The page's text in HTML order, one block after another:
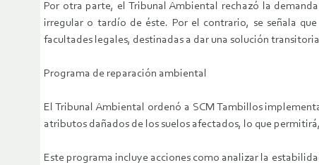
Por otra parte, el Tribunal Ambiental rechazó la
irregular o tardío de éste. Por el contrario, se señala
facultades legales, destinadas a dar una solución
Programa de reparación ambiental
El Tribunal Ambiental ordenó a SCM Tambillos
atributos dañados de los suelos afectados, lo que
Este programa incluye acciones como analizar la